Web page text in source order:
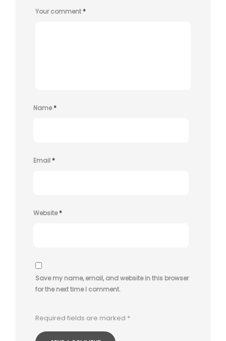
Your comment*
Name*
Email*
Website*
Save my name, email, and website in this browser
for the next time I comment.
Required fields are marked *